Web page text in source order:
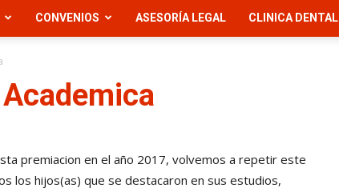
Sindicato
CONVENIOS ASESORÍA LEGAL CLINICA DENTAL
premiacion en el año 2017, volvemos a repetir este
los hijos(as) que se destacaron en sus estudios,